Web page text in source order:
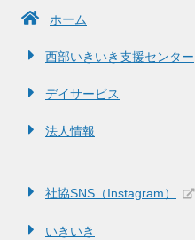
ホーム
西部いきいき支援センター
デイサービス
法人情報
社協SNS（Instagram）
いきいき